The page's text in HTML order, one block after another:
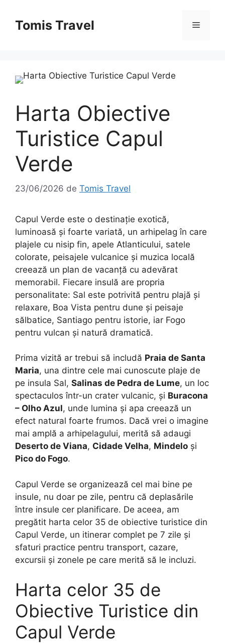
conținutTomis Travel Meniu
Harta Obiective
Turistice Capul
Verde
23/06/2026 de Tomis Travel
Capul Verde este o destinație exotică,
luminoasă și foarte variată, un arhipelag în care
plajele cu nisip fin, apele Atlanticului, satele
colorate, peisajele vulcanice și muzica locală
creează un plan de vacanță cu adevărat
memorabil. Fiecare insulă are propria
personalitate: Sal este potrivită pentru plajă și
relaxare, Boa Vista pentru dune și peisaje
sălbatice, Santiago pentru istorie, iar Fogo
pentru vulcan și natură dramatică.
Prima vizită ar trebui să includă Praia de Santa
Maria, una dintre cele mai cunoscute plaje de
pe insula Sal, Salinas de Pedra de Lume, un loc
spectaculos într-un crater vulcanic, și Buracona
– Olho Azul, unde lumina și apa creează un
efect natural foarte frumos. Dacă vrei o imagine
mai amplă a arhipelagului, merită să adaugi
Deserto de Viana, Cidade Velha, Mindelo și
Pico do Fogo.
Capul Verde se organizează cel mai bine pe
insule, nu doar pe zile, pentru că deplasările
între insule cer planificare. De aceea, am
pregătit harta celor 35 de obiective turistice din
Capul Verde, un itinerar complet pe 7 zile și
sfaturi practice pentru transport, cazare,
excursii și zonele pe care merită să le incluzi.
Harta celor 35 de
Obiective Turistice din
Capul Verde